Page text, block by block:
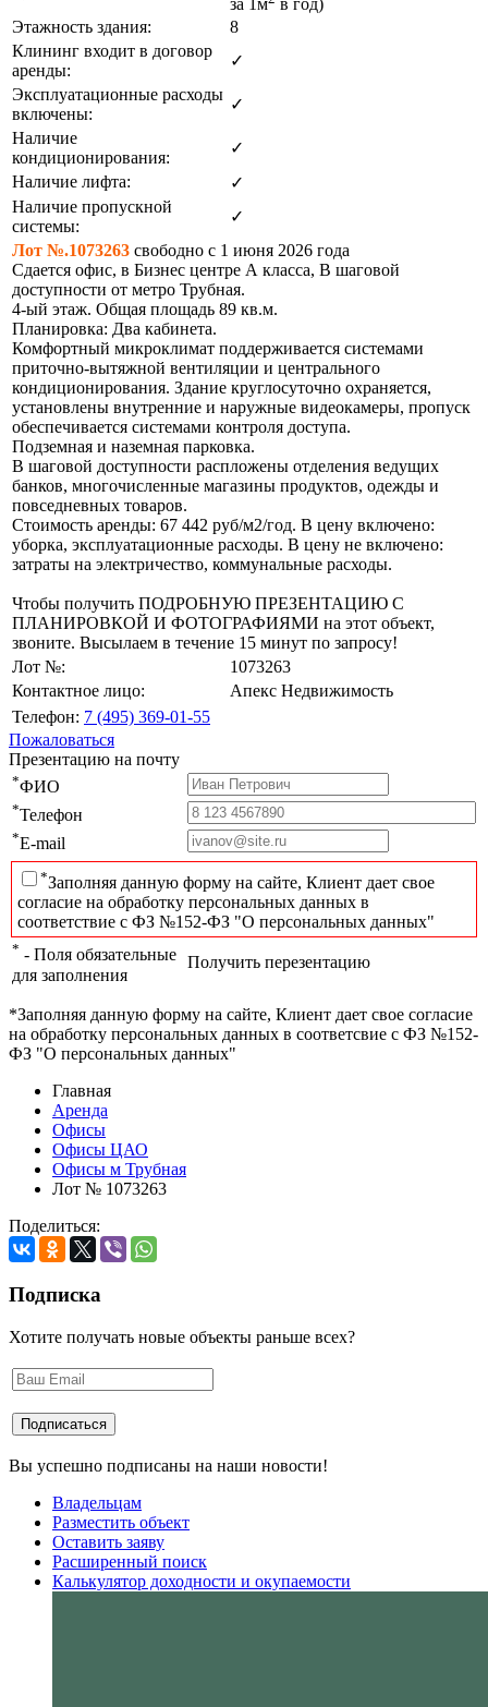
Этажность здания:
8
Клининг входит в договор
аренды:
✓
Эксплуатационные расходы
включены:
✓
Наличие
кондиционирования:
✓
Наличие лифта:
✓
Наличие пропускной
системы:
✓
Лот №.1073263 свободно с 1 июня 2026 года
Сдается офис, в Бизнес центре А класса, В шаговой
доступности от метро Трубная.
4-ый этаж. Общая площадь 89 кв.м.
Планировка: Два кабинета.
Комфортный микроклимат поддерживается системами
приточно-вытяжной вентиляции и центрального
кондиционирования. Здание круглосуточно охраняется,
установлены внутренние и наружные видеокамеры, пропуск
обеспечивается системами контроля доступа.
Подземная и наземная парковка.
В шаговой доступности распложены отделения ведущих
банков, многочисленные магазины продуктов, одежды и
повседневных товаров.
Стоимость аренды: 67 442 руб/м2/год. В цену включено:
уборка, эксплуатационные расходы. В цену не включено:
затраты на электричество, коммунальные расходы.
Чтобы получить ПОДРОБНУЮ ПРЕЗЕНТАЦИЮ С
ПЛАНИРОВКОЙ И ФОТОГРАФИЯМИ на этот объект,
звоните. Высылаем в течение 15 минут по запросу!
Лот №:
1073263
Контактное лицо:
Апекс Недвижимость
Телефон: 7 (495) 369-01-55
Пожаловаться
Презентацию на почту
*ФИО
*Телефон
*E-mail
*Заполняя данную форму на сайте, Клиент дает свое
согласие на обработку персональных данных в
соответствие с ФЗ №152-ФЗ "О персональных данных"
* - Поля обязательные
для заполнения
Получить перезентацию
*Заполняя данную форму на сайте, Клиент дает свое согласие
на обработку персональных данных в соответсвие с ФЗ №152-
ФЗ "О персональных данных"
Главная
Аренда
Офисы
Офисы ЦАО
Офисы м Трубная
Лот № 1073263
Поделиться:
Подписка
Хотите получать новые объекты раньше всех?
Вы успешно подписаны на наши новости!
Владельцам
Разместить объект
Оставить заяву
Расширенный поиск
Калькулятор доходности и окупаемости